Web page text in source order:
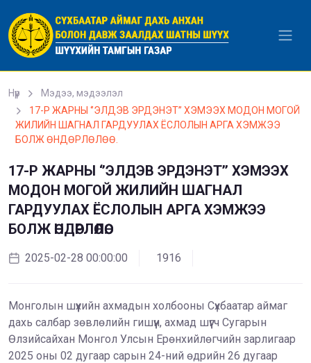
Нүүр
Мэдээ, мэдээлэл
17-Р ЖАРНЫ ‘’ЭЛДЭВ ЭРДЭНЭТ’’ ХЭМЭЭХ МОДОН МОГОЙ
ЖИЛИЙН ШАГНАЛ ГАРДУУЛАХ ЁСЛОЛЫН АРГА ХЭМЖЭЭ
БОЛЖ ӨНДӨРЛӨЛӨӨ.
17-Р ЖАРНЫ ‘’ЭЛДЭВ ЭРДЭНЭТ’’ ХЭМЭЭХ
МОДОН МОГОЙ ЖИЛИЙН ШАГНАЛ
ГАРДУУЛАХ ЁСЛОЛЫН АРГА ХЭМЖЭЭ
БОЛЖ ӨНДӨРЛӨЛӨӨ.
2025-02-28 00:00:00 1916
Монголын шүүхийн ахмадын холбооны Сүхбаатар аймаг
дахь салбар зөвлөлийн гишүүн, ахмад шүүгч Сугарын
Өлзийсайхан Монгол Улсын Ерөнхийлөгчийн зарлигаар
2025 оны 02 дугаар сарын 24-ний өдрийн 26 дугаар
ШҮҮХ ДЭХ ЭВЛЭРҮҮЛЭН ЗУУЧЛАГЧ
БЭЛТГЭХ СУРГАЛТЫН ЗАРЛАЛ